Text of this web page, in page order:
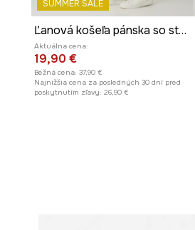
SUMMER SALE
Ľanová košeľa pánska so stojatým golierom biela farba
Aktuálna cena:
19,90 €
Bežná cena: 37,90 €
Najnižšia cena za posledných 30 dní pred
poskytnutím zľavy: 26,90 €